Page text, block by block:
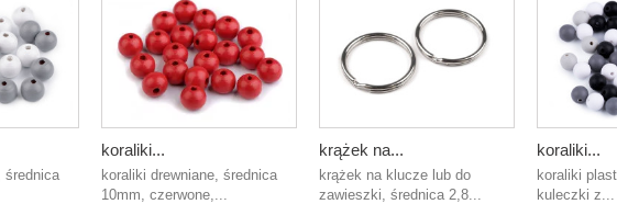
średnica
koraliki...
koraliki drewniane, średnica
10mm, czerwone,...
krążek na...
krążek na klucze lub do
zawieszki, średnica 2,8...
koraliki...
koraliki
kuleczki z...